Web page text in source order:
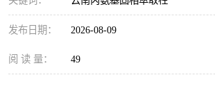
发布日期： 2026-08-09
阅 读 量： 49